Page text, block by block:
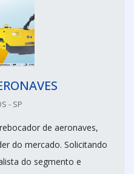
- SP
de aeronaves,
do mercado. Solicitando
do segmento e